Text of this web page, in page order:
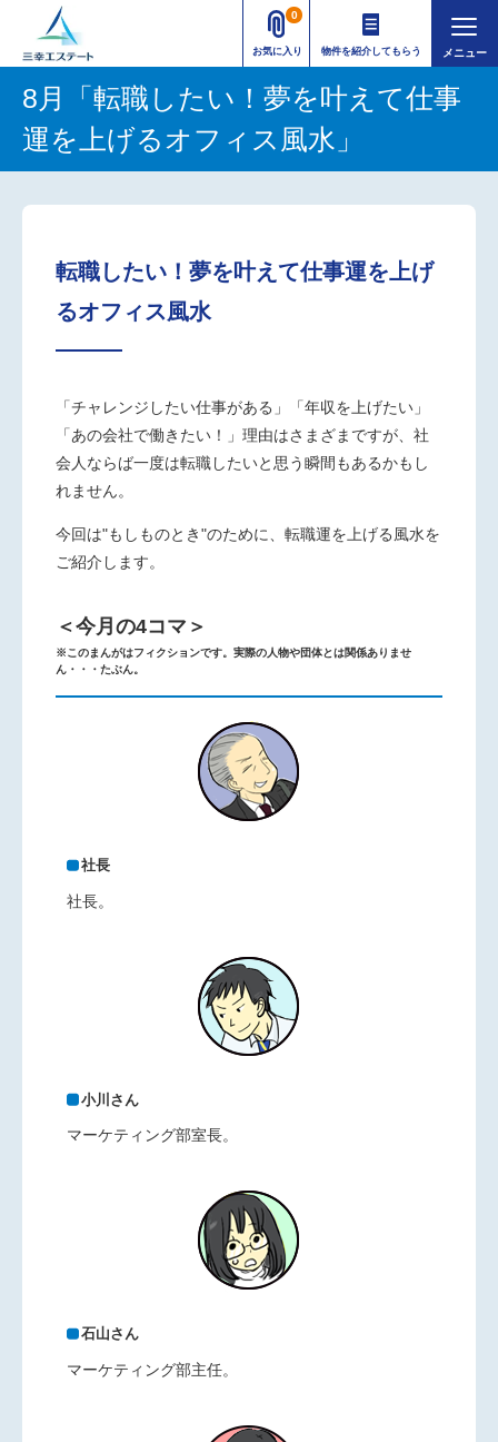
お気に入り
0
物件を紹介してもらう
8月「転職したい！夢を叶えて仕事
運を上げるオフィス風水」
転職したい！夢を叶えて仕事運を上げ
るオフィス風水
「チャレンジしたい仕事がある」「年収を上げたい」
「あの会社で働きたい！」理由はさまざまですが、社
会人ならば一度は転職したいと思う瞬間もあるかもし
れません。
今回は"もしものとき"のために、転職運を上げる風水を
ご紹介します。
＜今月の4コマ＞
※このまんがはフィクションです。実際の人物や団体とは関係ありませ
ん・・・たぶん。
社長
社長。
小川さん
マーケティング部室長。
石山さん
マーケティング部主任。